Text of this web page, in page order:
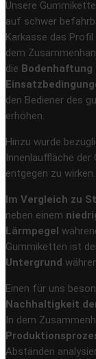
Unsere
auf schwer
Karkasse das
dem
die
den Bediener des
erhöhen.
Hinzu wurde
Innenlauffläche
entgegen zu wirken.
Im Vergleich zu
neben einem
Lärmpegel
Gummiketten ist
Untergrund
Einen für uns
Nachhaltigkeit
In dem
Abständen